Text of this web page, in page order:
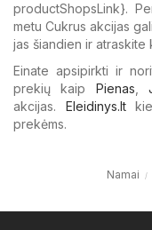
productShopsLink}.
metu Cukrus akcijas
jas šiandien ir atraskite
Einate apsipirkti ir
prekių kaip Pienas
akcijas. Eleidinys.lt
prekėms.
Namai